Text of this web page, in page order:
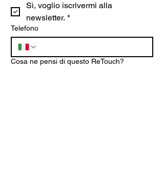
Sì, voglio iscrivermi alla
newsletter. *
Telefono
Cosa ne pensi di questo ReTouch?